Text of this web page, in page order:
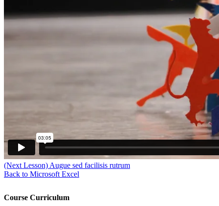
(Next Lesson) Augue sed facilisis rutrum
Back to Microsoft Excel
Course Curriculum